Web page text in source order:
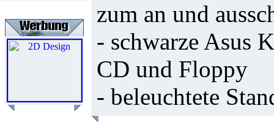
zum an und
- schwarze Asus
CD und Floppy
- beleuchtete